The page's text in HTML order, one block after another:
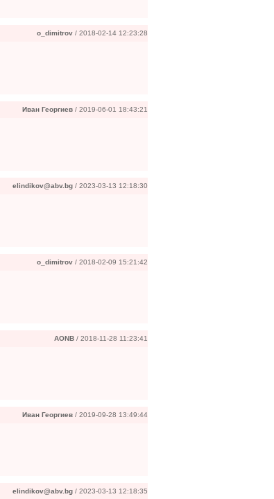
o_dimitrov / 2018-02-14 12:23:28
Иван Георгиев / 2019-06-01 18:43:21
elindikov@abv.bg / 2023-03-13 12:18:30
o_dimitrov / 2018-02-09 15:21:42
AONB / 2018-11-28 11:23:41
Иван Георгиев / 2019-09-28 13:49:44
elindikov@abv.bg / 2023-03-13 12:18:35